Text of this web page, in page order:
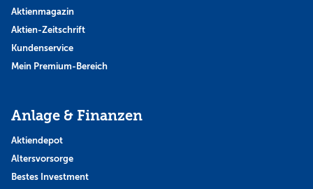
Aktienmagazin
Aktien-Zeitschrift
Kundenservice
Mein Premium-Bereich
Anlage & Finanzen
Aktiendepot
Altersvorsorge
Bestes Investment